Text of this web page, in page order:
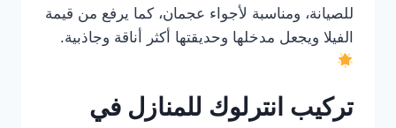
للصيانة، ومناسبة لأجواء عجمان، كما يرفع من قيمة
الفيلا ويجعل مدخلها وحديقتها أكثر أناقة وجاذبية.
تركيب انترلوك للمنازل في